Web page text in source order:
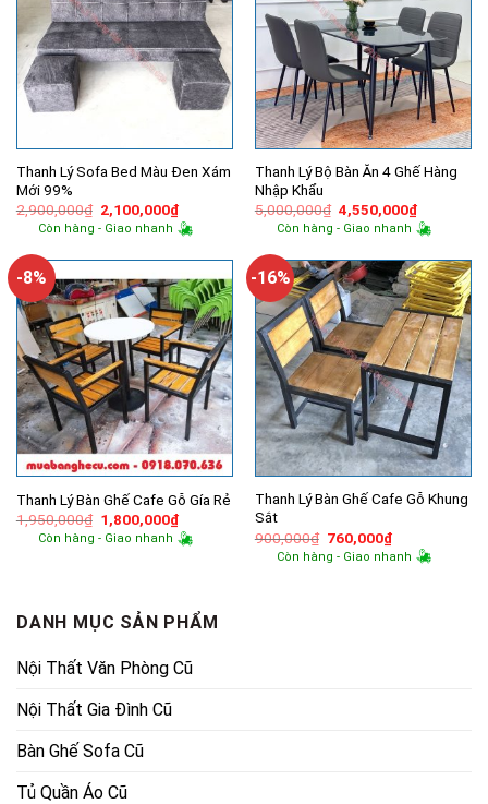
Thanh Lý Sofa Bed Màu Đen Xám
Mới 99%
2,900,000₫ Giá
gốc
là:
2,100,000₫Giá
hiện
tại
2,100,000₫.
Còn hàng - Giao nhanh
Thanh Lý Bộ Bàn Ăn 4 Ghế Hàng
Nhập Khẩu
5,000,000₫ Giá
gốc
là:
4,550,000₫Giá
hiện
tại
Còn hàng - Giao nhanh
-8%
Thanh Lý Bàn Ghế Cafe Gỗ Gía Rẻ
1,950,000₫ Giá
gốc
là:
1,800,000₫Giá
hiện
tại
Còn hàng - Giao nhanh
-16%
Thanh Lý Bàn Ghế Cafe Gỗ Khung
Sắt
900,000₫ Giá
gốc
là:
760,000₫Giá
hiện
tại
Còn hàng - Giao nhanh
DANH MỤC SẢN PHẨM
Nội Thất Văn Phòng Cũ
Nội Thất Gia Đình Cũ
Bàn Ghế Sofa Cũ
Tủ Quần Áo Cũ